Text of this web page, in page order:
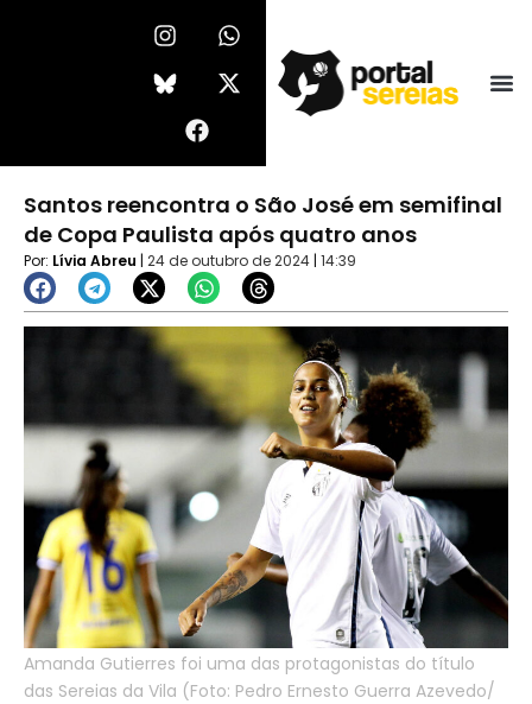
I
n
s
t
r
m
W
h
a
t
p
X
-
t
w
t
r
b
o
o
Santos reencontra o São José em semifinal
de Copa Paulista após quatro anos
Por: Lívia Abreu | 24 de outubro de 2024 | 14:39
Amanda Gutierres foi uma das protagonistas do título
das Sereias da Vila (Foto: Pedro Ernesto Guerra Azevedo/